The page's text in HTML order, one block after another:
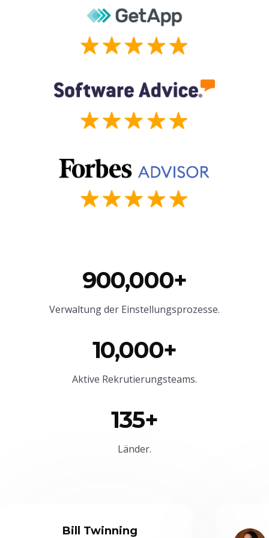
900,000+
Verwaltung der Einstellungsprozesse.
10,000+
Aktive Rekrutierungsteams.
135+
Länder.
Bill Twinning